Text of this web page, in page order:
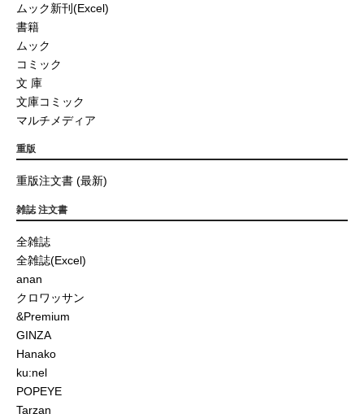
ムック新刊(Excel)
書籍
ムック
コミック
文 庫
文庫コミック
マルチメディア
重版
重版注文書 (最新)
雑誌 注文書
全雑誌
全雑誌(Excel)
anan
クロワッサン
&Premium
GINZA
Hanako
ku:nel
POPEYE
Tarzan